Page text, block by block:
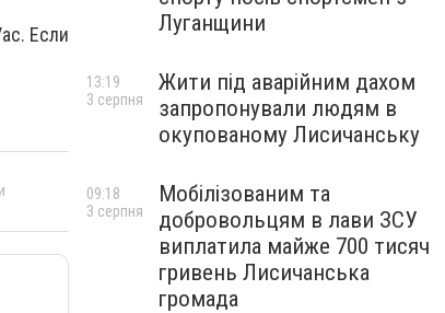
Если
Луганщини
Жити під аварійним дахом
запропонували людям в
окупованому Лисичанську
13:19
3 серпня
Мобілізованим та
добровольцям в лави ЗСУ
виплатила майже 700 тисяч
гривень Лисичанська
громада
09:18
3 серпня